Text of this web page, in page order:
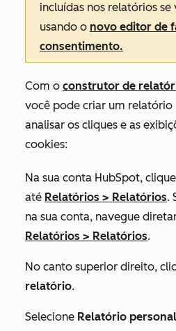
incluídas nos relatórios se
usando o novo editor de
consentimento.
Com o construtor de
você pode criar um relatório
analisar os cliques e as
cookies:
Na sua conta HubSpot,
até Relatórios > Relatórios.
na sua conta, navegue
Relatórios > Relatórios.
No canto superior direito,
relatório.
Selecione Relatório